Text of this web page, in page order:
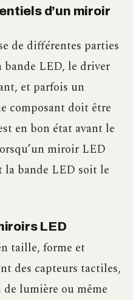
d’un miroir
de différentes parties
LED, le driver
et parfois un
composant doit être
en bon état avant le
miroir LED
la bande LED soit le
LED
taille, forme et
des capteurs tactiles,
lumière ou même